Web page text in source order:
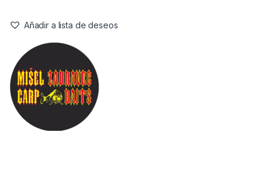
Boilie nutritivo rico en proteínas Diseñado por Mišel Zadravec.
La nueva y revisada receta de nuestros boilies de alimentación
de alta proteína.
16,99€